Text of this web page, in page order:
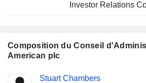
Investor Relations
Composition du Conseil
American plc
Administrateur Comités
Stuart Chambers